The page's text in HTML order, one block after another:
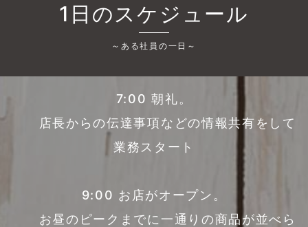
1日のスケジュール
～ある社員の一日～
7:00 朝礼。
店長からの伝達事項などの情報共有をして
業務スタート
9:00 お店がオープン。
お昼のピークまでに一通りの商品が並べら